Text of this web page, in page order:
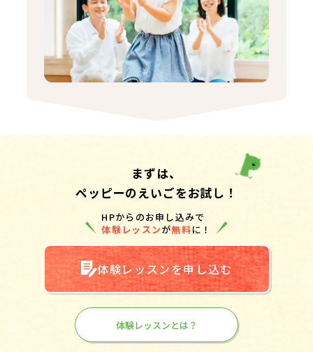
まずは、
ペッピーのえいごをお試し！
HPからのお申し込みで
体験レッスンが無料に！
体験レッスンを申し込む
体験レッスンとは？